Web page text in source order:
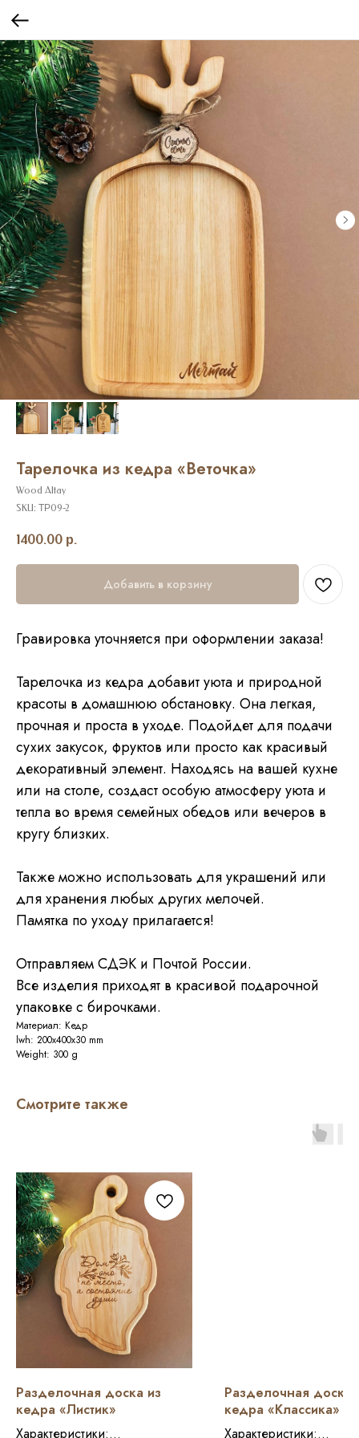
Тарелочка из кедра «Веточка»
Wood Altay
SKU: ТР09-2
1400.00 р.
Добавить в корзину
Гравировка уточняется при оформлении заказа!
Тарелочка из кедра добавит уюта и природной
красоты в домашнюю обстановку. Она легкая,
прочная и проста в уходе. Подойдет для подачи
сухих закусок, фруктов или просто как красивый
декоративный элемент. Находясь на вашей кухне
или на столе, создаст особую атмосферу уюта и
тепла во время семейных обедов или вечеров в
кругу близких.
Также можно использовать для украшений или
для хранения любых других мелочей.
Памятка по уходу прилагается!
Отправляем СДЭК и Почтой России.
Все изделия приходят в красивой подарочной
упаковке с бирочками.
Материал: Кедр
lwh: 200x400x30 mm
Weight: 300 g
Смотрите также
Разделочная доска из
кедра «Листик»
Характеристики:
Разделочная доска
кедра «Классика»
Характеристики: